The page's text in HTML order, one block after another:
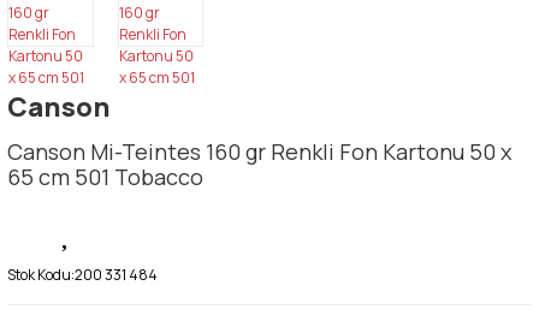
Canson
Canson Mi-Teintes 160 gr Renkli Fon Kartonu 50 x
65 cm 501 Tobacco
Stok Kodu:200 331 484